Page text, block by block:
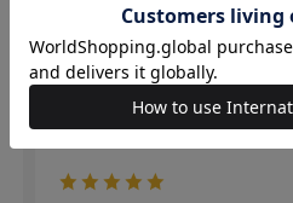
縮性が欲しくなりました。そうい
です。
続きを